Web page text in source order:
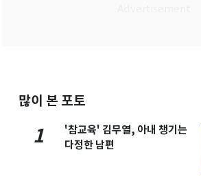
많이 본 포토
1
'참교육' 김무열, 아내 챙기는
다정한 남편